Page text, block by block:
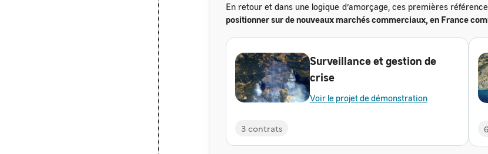
En retour et dans une logique d’amorçage, ces premières
positionner sur de nouveaux marchés commerciaux, en France
3 contrats
Surveillance et gestion de
crise
Voir le projet de démonstration